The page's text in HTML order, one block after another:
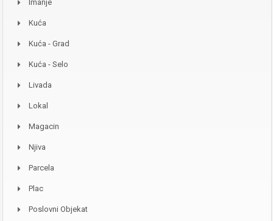
Imanje
Kuća
Kuća - Grad
Kuća - Selo
Livada
Lokal
Magacin
Njiva
Parcela
Plac
Poslovni Objekat